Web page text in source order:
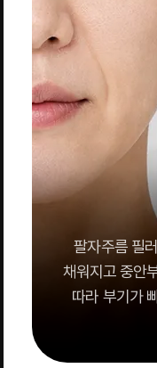
팔자주름 필
채워지고 중안
따라 부기가